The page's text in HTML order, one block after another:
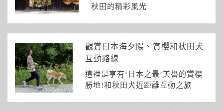
秋田的精彩風光
觀賞日本海夕陽、賞櫻和秋田犬
互動路線
這裡是享有‘日本之最’美譽的賞櫻
勝地!和秋田犬近距離互動之旅